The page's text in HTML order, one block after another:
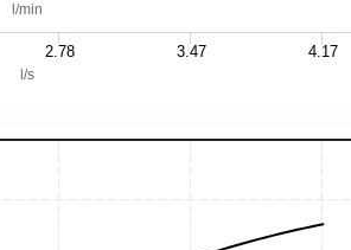
l/min
l/s
2.78 3.47 4.17